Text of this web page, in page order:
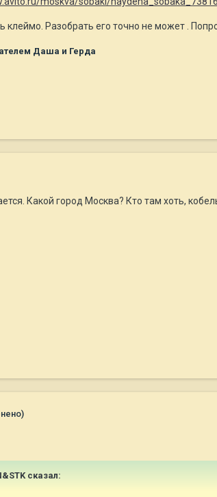
клеймо. Разобрать его точно не может .
Даша и Герда
Какой город Москва? Кто там хоть,
сказал: